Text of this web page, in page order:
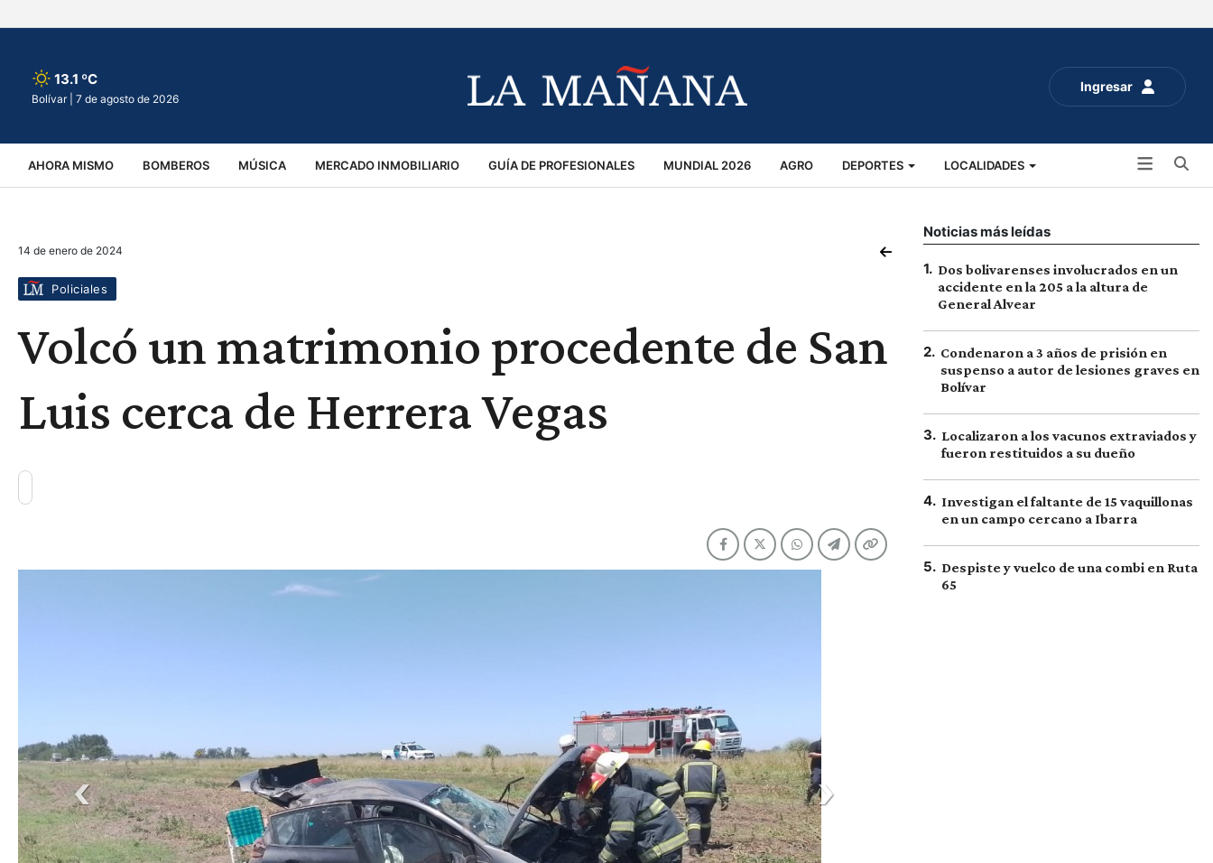
Ingresar
13.1 ºC
Bolívar | 7 de agosto de 2026
AHORA MISMO BOMBEROS MÚSICA MERCADO INMOBILIARIO GUÍA DE PROFESIONALES MUNDIAL 2026 AGRO DEPORTES LOCALIDADES
VIRALES ACCIDENTES
14 de enero de 2024
Policiales
Volcó un matrimonio procedente de San
Luis cerca de Herrera Vegas
Noticias más leídas
1. Dos bolivarenses involucrados en un
accidente en la 205 a la altura de
General Alvear
2. Condenaron a 3 años de prisión en
suspenso a autor de lesiones graves en
Bolívar
3. Localizaron a los vacunos extraviados y
fueron restituidos a su dueño
4. Investigan el faltante de 15 vaquillonas
en un campo cercano a Ibarra
5. Despiste y vuelco de una combi en Ruta
65